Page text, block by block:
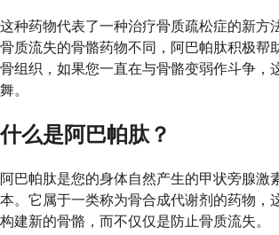
这种药物代表了一种治疗骨质疏松症的新方
骨质流失的骨骼药物不同，阿巴帕肽积极帮
骨组织，如果您一直在与骨骼变弱作斗争，
舞。
什么是阿巴帕肽？
阿巴帕肽是您的身体自然产生的甲状旁腺激
本。它属于一类称为骨合成代谢剂的药物，
构建新的骨骼，而不仅仅是防止骨质流失。